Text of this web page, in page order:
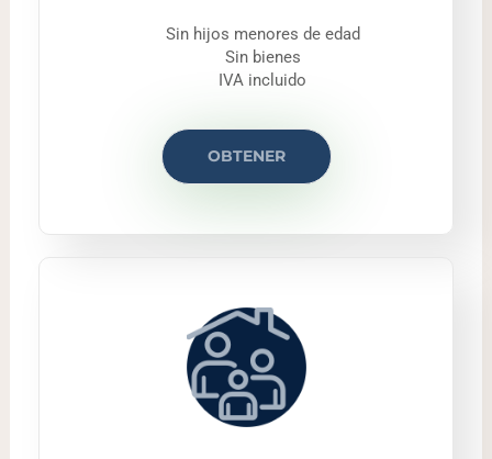
Sin hijos menores de edad
Sin bienes
IVA incluido
OBTENER